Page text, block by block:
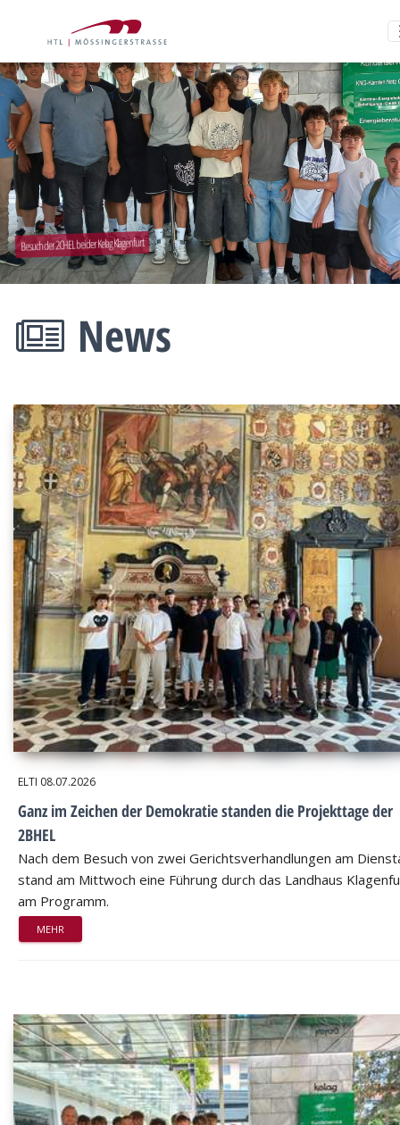
Besuch der 2CHEL bei der Kelag Klagenfurt
News
ELTI 08.07.2026
Ganz im Zeichen der Demokratie standen die Projekttage der
2BHEL
Nach dem Besuch von zwei Gerichtsverhandlungen am
stand am Mittwoch eine Führung durch das Landhaus
am Programm.
MEHR